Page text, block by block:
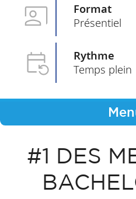
Format
Présentiel
Rythme
Temps plein
#1 DES